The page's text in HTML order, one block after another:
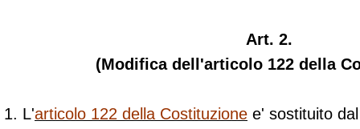
Art. 2.
(Modifica dell'articolo 122 della
1. L'articolo 122 della Costituzione e' sostituito